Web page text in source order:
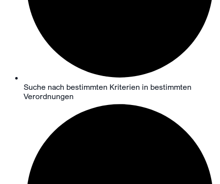
Suche nach bestimmten Kriterien in bestimmten
Verordnungen